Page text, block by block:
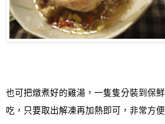
也可把燉煮好的雞湯，一隻隻分裝到保
吃，只要取出解凍再加熱即可，非常方便